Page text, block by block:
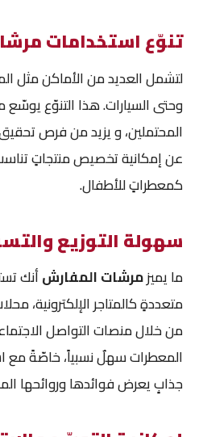
تنوّع استخدامات
لتشمل العديد من الأماكن مثل
وحتى السيارات. هذا التنوّع
المحتملين، و يزيد من فرص
عن إمكانية تخصيص منتجاتٍ
كمعطراتٍ للأطفال.
سهولة التوزيع
ما يميزمرشات المفارشأنك
متعددةٍ كالمتاجر الإلكترونية،
من خلال منصات التواصل
المعطرات سهلٌ نسبياً، خاصّةً
جذابٍ يعرض فوائدها وروائحها